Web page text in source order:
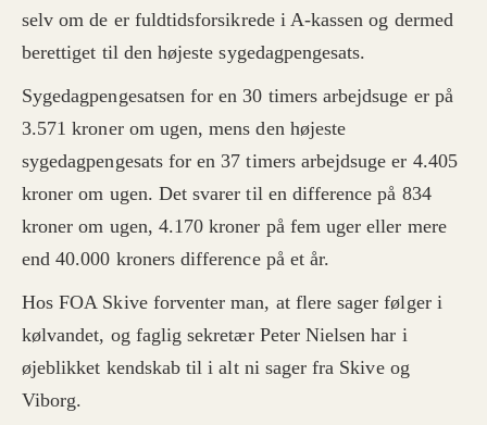
selv om de er fuldtidsforsikrede i A-kassen og dermed
berettiget til den højeste sygedagpengesats.
Sygedagpengesatsen for en 30 timers arbejdsuge er på
3.571 kroner om ugen, mens den højeste
sygedagpengesats for en 37 timers arbejdsuge er 4.405
kroner om ugen. Det svarer til en difference på 834
kroner om ugen, 4.170 kroner på fem uger eller mere
end 40.000 kroners difference på et år.
Hos FOA Skive forventer man, at flere sager følger i
kølvandet, og faglig sekretær Peter Nielsen har i
øjeblikket kendskab til i alt ni sager fra Skive og
Viborg.